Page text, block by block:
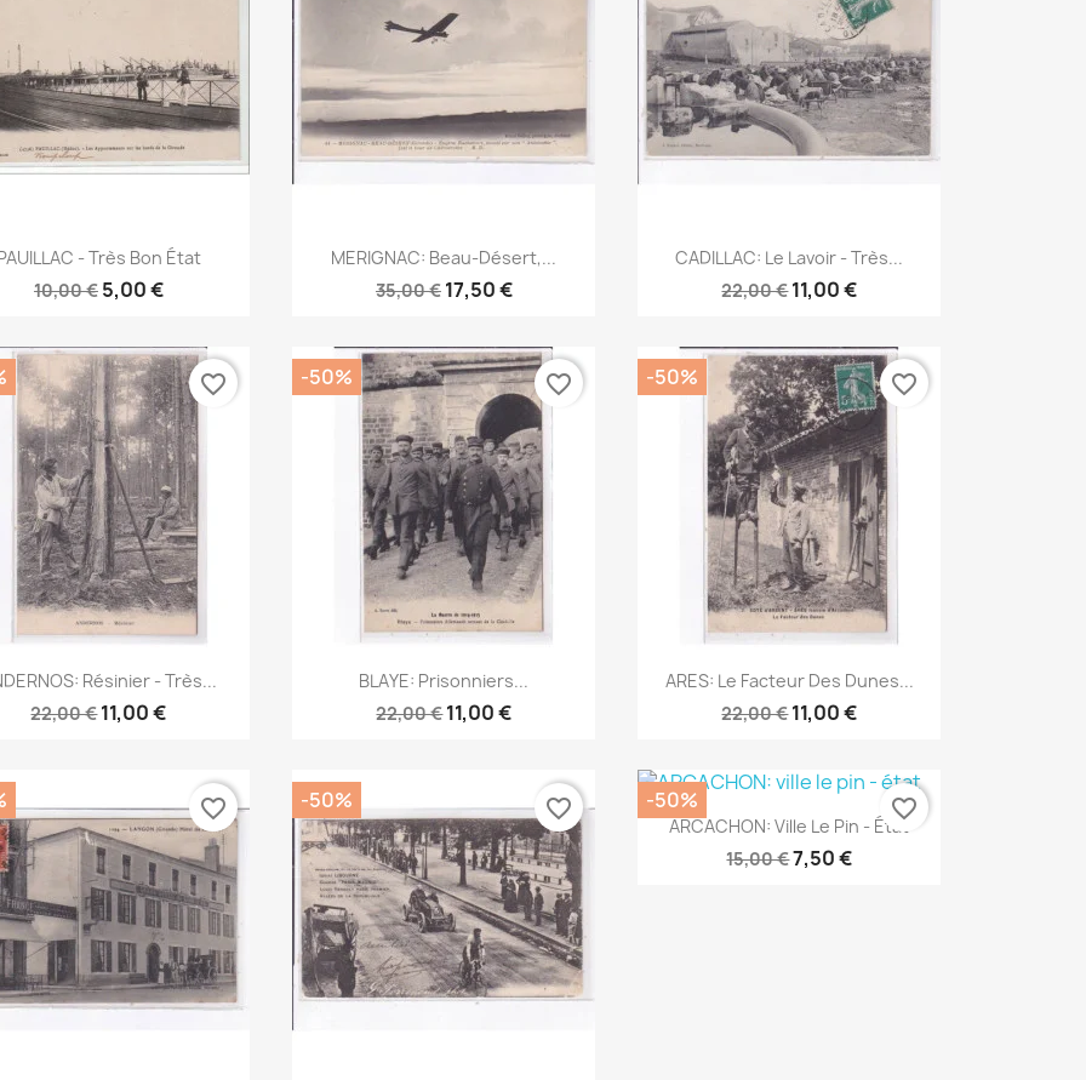
Aperçu rapide
- Très Bon État
10,00 € 5,00 €
Aperçu rapide
MERIGNAC: Beau-Désert,...
35,00 € 17,50 €
Aperçu rapide
CADILLAC: Le Lavoir - Très...
22,00 €11,00 €
Aperçu rapide
Résinier - Très...
22,00 €11,00 €
favorite_border
Aperçu rapide
BLAYE: Prisonniers...
22,00 €11,00 €
-50% favorite_border
Aperçu rapide
ARES: Le Facteur Des Dunes...
22,00 €11,00 €
-50% favorite_border
favorite_border -50% favorite_border Aperçu rapide
ARCACHON: Ville Le Pin - État
15,00 €7,50 €
-50% favorite_border